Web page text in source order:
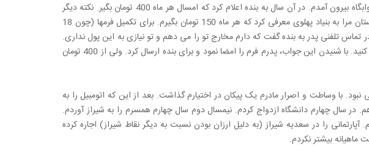
سال بعد با دو نفر از دانش آموزان خانه ای را اجاره کردیم و از خوابگاه بیرون آمدم. در آن سال به بنده اعلام کرد که امسال هر ماه 400 تومان بگیر. نکته دیگر
اینکه چون سال قبل در کلاس رتبه اول را کسب کرده بودم، دبیرستان مرا به بنیاد پهلوی معرفی کرد که هر ماه 150 تومان بگیرم. برای تکمیل فرمها (چون 18
تماس تلفنی پدر به بنده گفت که دارم مخارج تو را می دهم و تو نیازی به این پول نداری.
بنده جواب دادم اجازه دهید این پول را بگیرم و از 400 تومان کم کنید. با شنیدن این جواب، پدرم فرم را امضا نمود و برای بنده ارسال کرد. ولی از 400 تومان
با وساطت و اصرار مادرم یک پیکان در اختیارم گذاشت. بعد از این که اتومبیل را به
که الان ماهی 500 تومان به تو می دهم. در سال چهارم دانشگاه ازدواج کردم. نیمسال دوم سال چهارم همسرم را به شیراز آوردم.
ماهی 1000 تومان به تو می دهم. آپارتمانی را در سعدیه شیراز (به دلیل ارزان بودن نسبت به دیگر نقاط شیراز) اجاره کرده